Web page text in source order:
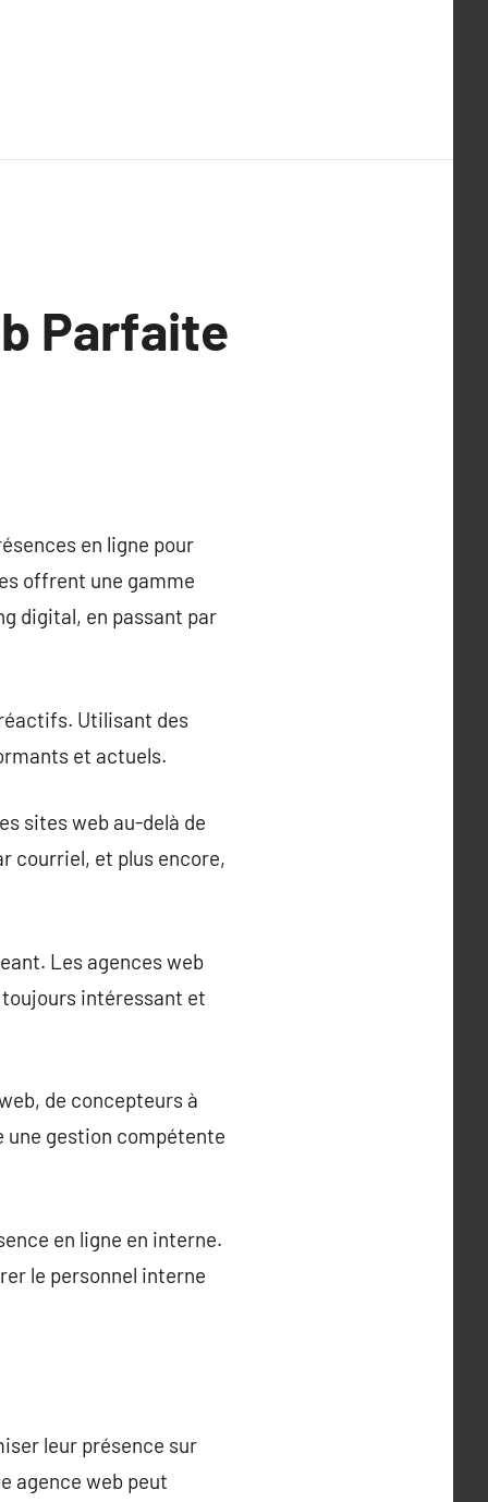
Parfaite
en ligne pour
offrent une gamme
digital, en passant par
Utilisant des
et actuels.
sites web au-delà de
courriel, et plus encore,
Les agences web
toujours intéressant et
de concepteurs à
une gestion compétente
en ligne en interne.
le personnel interne
leur présence sur
agence web peut